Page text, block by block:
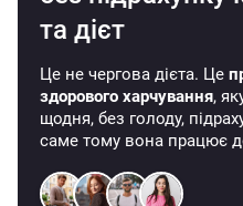
Умовно незамінні:
пролін, тирозин.
Замінні: аланін,
серин.
Селеноцистеїн називають
та дієт
Це не чергова дієта. Це
здорового харчування,
щодня, без голоду,
саме тому вона працює